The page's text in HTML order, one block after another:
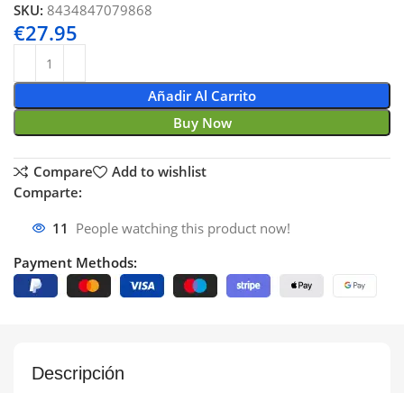
SKU:8434847079868
€27.95
Añadir Al Carrito
Buy Now
Compare
Add to wishlist
Comparte:
11 People watching this product now!
Payment Methods:
Descripción